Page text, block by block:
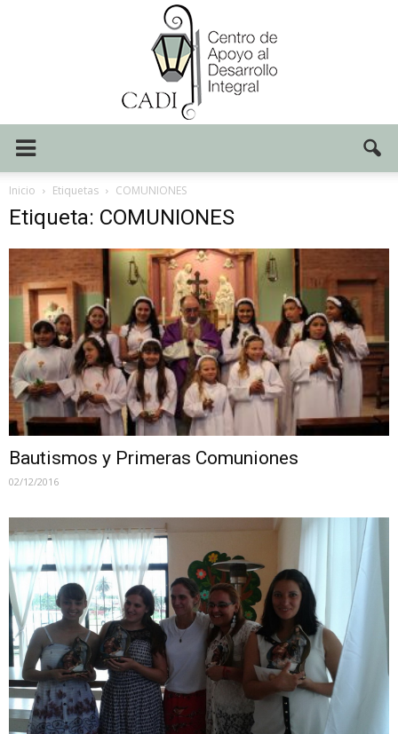
Inicio Etiquetas COMUNIONES
Etiqueta: COMUNIONES
Bautismos y Primeras Comuniones
02/12/2016